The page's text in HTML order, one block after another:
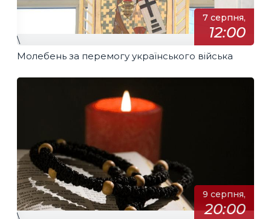
7 серпня,
12:00
\
Молебень за перемогу українського війська
9 серпня,
20:00
\